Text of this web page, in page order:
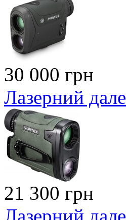
30 000 грн
Лазерний
21 300 грн
Лазерний